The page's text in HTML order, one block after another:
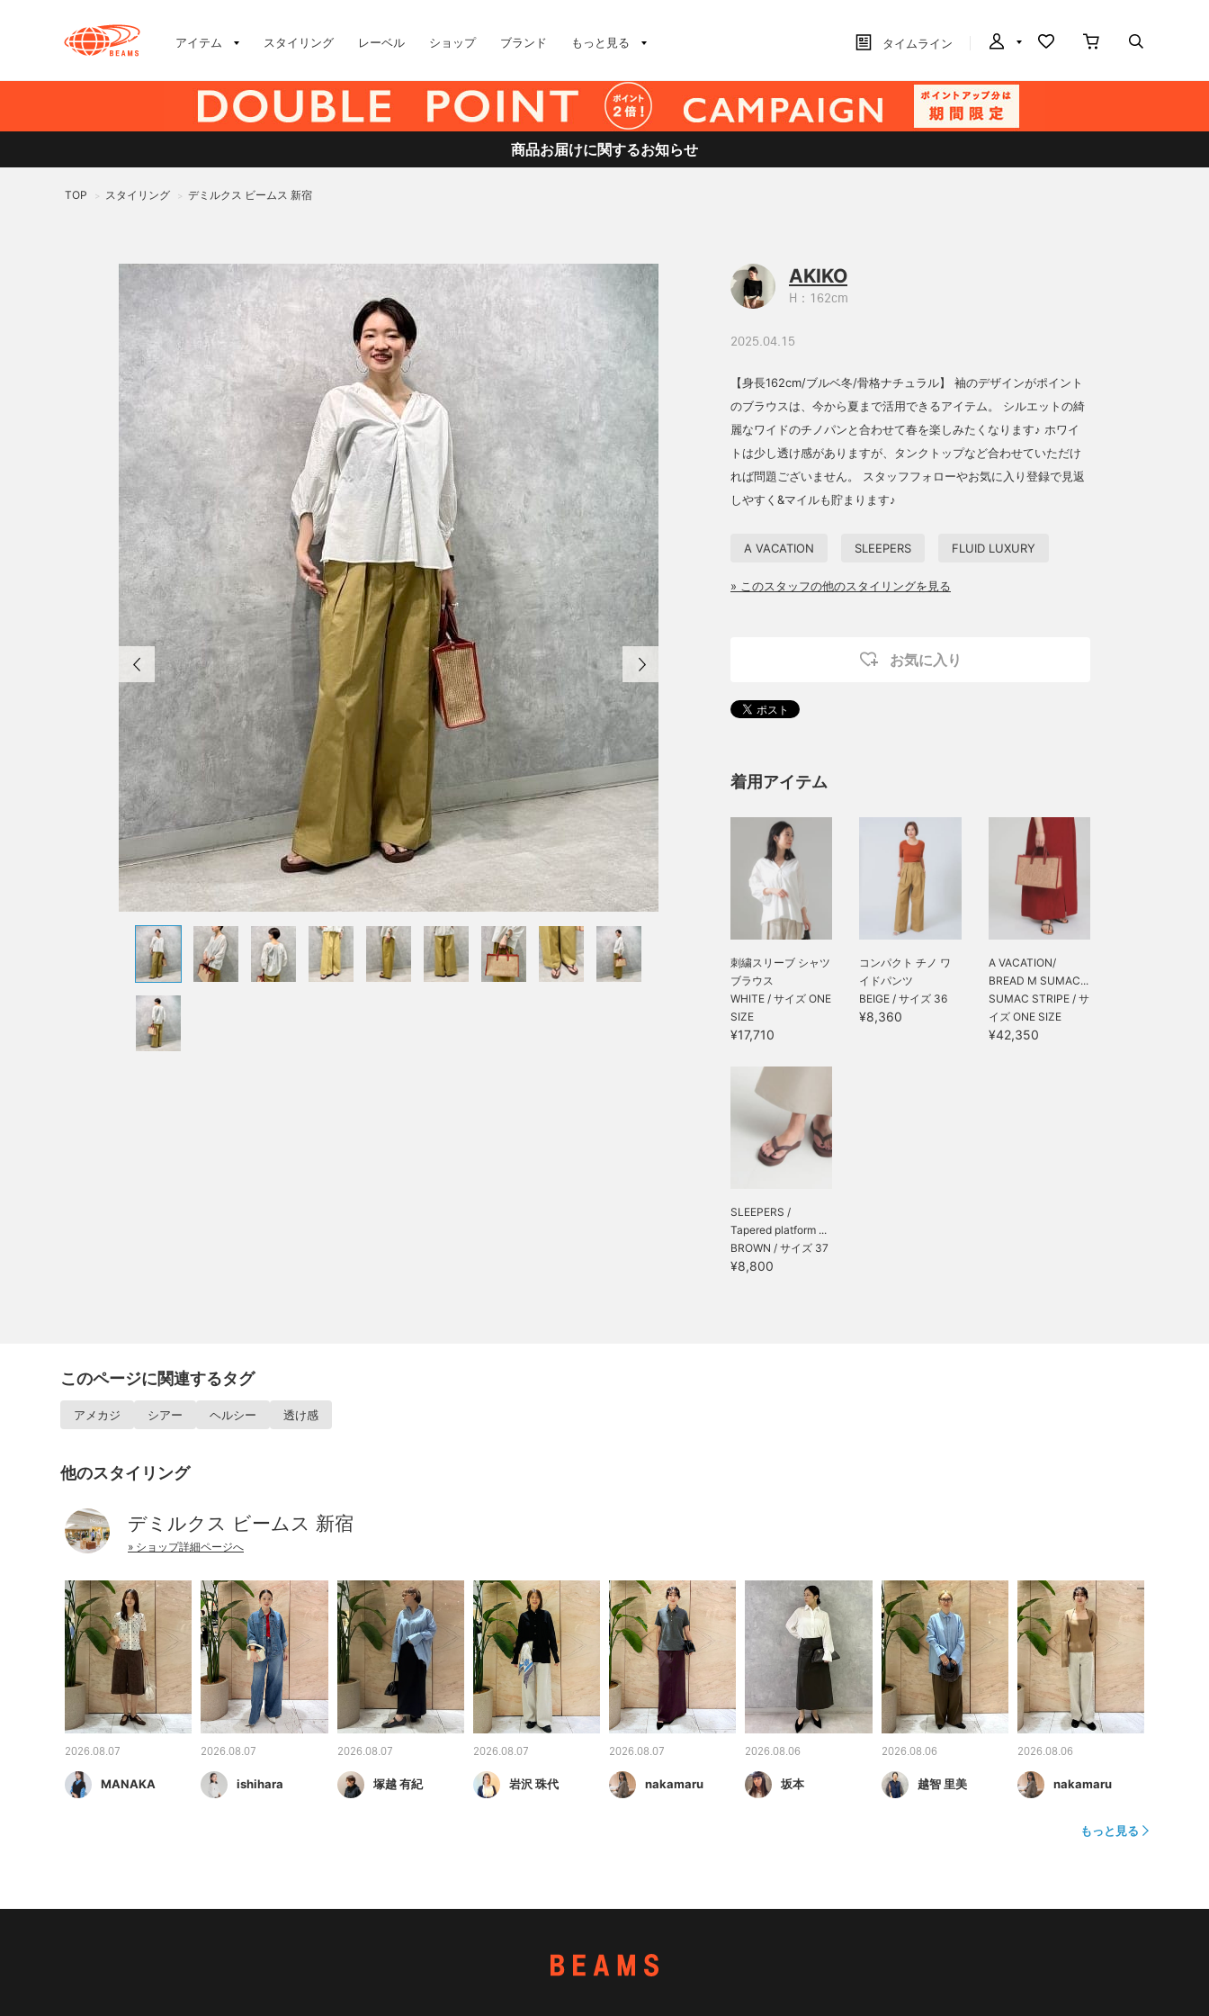
アイテム スタイリング レーベル ショップ ブランド もっと見る タイムライン
商品お届けに関するお知らせ
TOP > スタイリング > デミルクス ビームス 新宿
AKIKO
H：162cm
2025.04.15
【身長162cm/ブルベ冬/骨格ナチュラル】 袖のデザインがポイント
のブラウスは、今から夏まで活用できるアイテム。 シルエットの綺
麗なワイドのチノパンと合わせて春を楽しみたくなります♪ ホワイ
トは少し透け感がありますが、タンクトップなど合わせていただけ
れば問題ございません。 スタッフフォローやお気に入り登録で見返
しやすく&マイルも貯まります♪
A VACATION SLEEPERS FLUID LUXURY
» このスタッフの他のスタイリングを見る
お気に入り
着用アイテム
刺繍スリーブ シャツ
ブラウス
WHITE / サイズ ONE
SIZE
¥17,710
コンパクト チノ ワ
イドパンツ
BEIGE / サイズ 36
¥8,360
A VACATION/
BREAD M SUMAC...
SUMAC STRIPE / サ
イズ ONE SIZE
¥42,350
SLEEPERS /
Tapered platform ...
BROWN / サイズ 37
¥8,800
このページに関連するタグ
アメカジ シアー ヘルシー 透け感
他のスタイリング
デミルクス ビームス 新宿
» ショップ詳細ページへ
2026.08.07
MANAKA
2026.08.07
ishihara
2026.08.07
塚越 有紀
2026.08.07
岩沢 珠代
2026.08.07
nakamaru
2026.08.06
坂本
2026.08.06
越智 里美
2026.08.06
nakamaru
もっと見る